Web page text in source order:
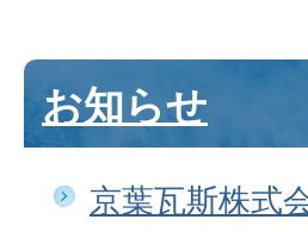
お知らせ
京葉瓦斯株式